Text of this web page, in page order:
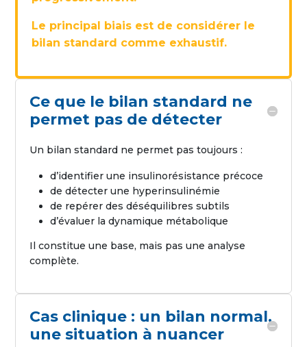
Le principal biais est de considérer le
bilan standard comme exhaustif.
Ce que le bilan standard ne
permet pas de détecter
Un bilan standard ne permet pas toujours :
d’identifier une insulinorésistance précoce
de détecter une hyperinsulinémie
de repérer des déséquilibres subtils
d’évaluer la dynamique métabolique
Il constitue une base, mais pas une analyse
complète.
Cas clinique : un bilan normal,
une situation à nuancer